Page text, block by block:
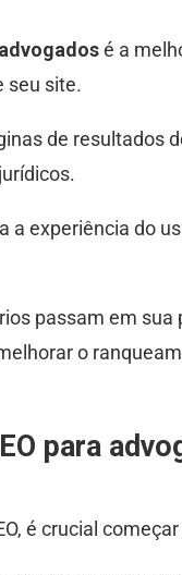
é a
seu site.
de resultados
a experiência do
passam em
o
para
é crucial